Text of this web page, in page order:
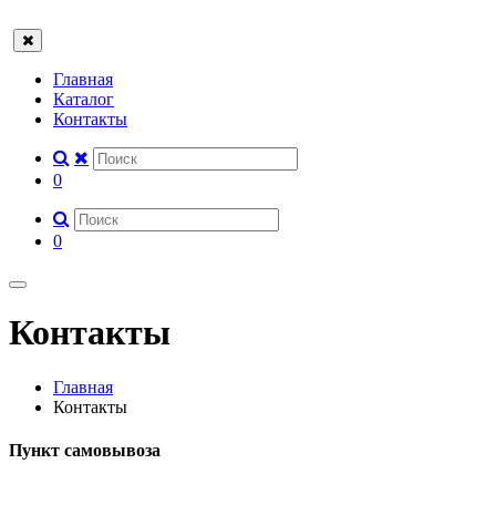
Главная
Каталог
Контакты
0
0
Контакты
Главная
Контакты
Пункт самовывоза